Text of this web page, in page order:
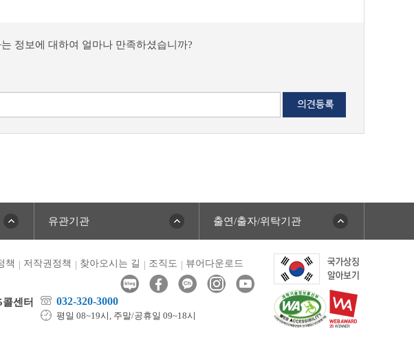
정보에 대하여 얼마나 만족하셨습니까?
유관기관 출연/출자/위탁기관
책 저작권정책 찾아오시는 길 조직도 뷰어다운로드
센터 032-320-3000
평일 08~19시, 주말/공휴일 09~18시